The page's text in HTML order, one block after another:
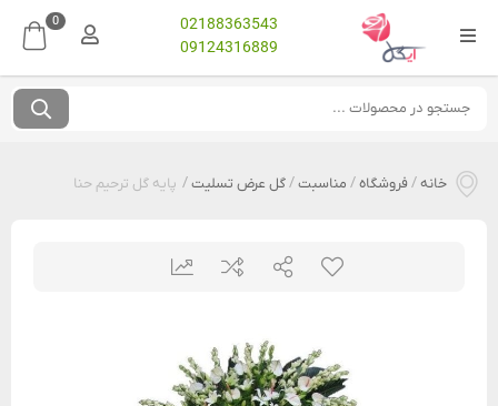
02188363543
09124316889
0
خانه/فروشگاه/ مناسبت/گل عرض تسلیت/ پایه گل ترحیم حنا